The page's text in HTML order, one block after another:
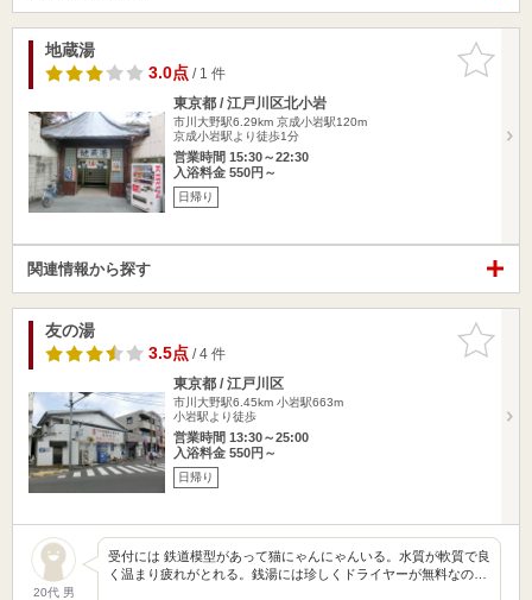
お気に入
りに追加
地蔵湯
3.0点/ 1 件
東京都 / 江戸川区北小岩
市川大野駅6.29km 京成小岩駅120m
京成小岩駅より徒歩1分
営業時間 15:30～22:30
入浴料金 550円～
日帰り
関連情報から探す
お気に入
りに追加
友の湯
3.5点/ 4 件
東京都 / 江戸川区
市川大野駅6.45km 小岩駅663m
小岩駅より徒歩
営業時間 13:30～25:00
入浴料金 550円～
日帰り
20代 男
受付には 鉄道模型があって猫にゃんにゃんいる。水質が軟質で良
く温まり疲れがとれる。銭湯には珍しくドライヤーが無料なの…